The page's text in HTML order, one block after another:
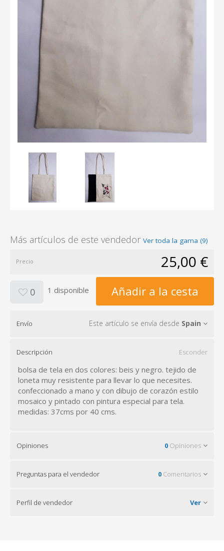
Más artículos de este vendedor Ver toda la gama (9)
Precio 25,00 €
0 1 disponible Añadir a la cesta
Envío Este artículo se envía desde Spain
Descripción Esconder
bolsa de tela en dos colores: beis y negro. tejido de
loneta muy resistente para llevar lo que necesites.
confeccionado a mano y con dibujo de corazón estilo
mosaico y pintado con pintura especial para tela.
medidas: 37cms por 40 cms.
Opiniones 0 Opiniones
Preguntas para el vendedor 0 Comentarios
Perfil de vendedor Ver